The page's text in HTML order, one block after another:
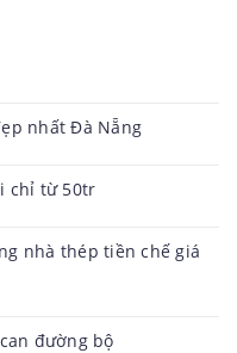
nhất Đà Nẵng
chỉ từ 50tr
nhà thép tiền chế giá
đường bộ